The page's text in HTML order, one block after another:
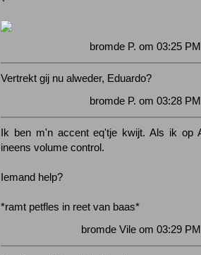
bromde P. om 03:25
Vertrekt gij nu alweder, Eduardo?
bromde P. om 03:28
Ik ben m'n accent eq'tje kwijt. Als ik op
ineens volume control.
Iemand help?
*ramt petfles in reet van baas*
bromde Vile om 03:29